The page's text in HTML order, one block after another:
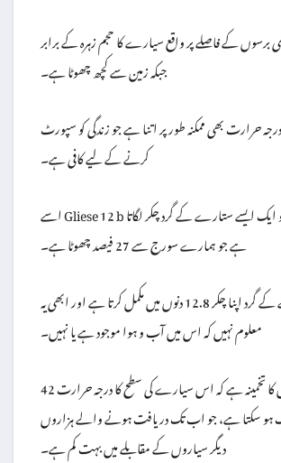
سے 40 نوری برسوں کے فاصلے پر واقع سیارے کا حجم زہرہ کے برابر
جبکہ زمین سے کچھ چھوٹا ہے۔
حرارت بھی ممکنہ طور پر اتنا ہے جو زندگی کو سپورٹ
کرنے کے لیے کافی ہے۔
اسے Gliese 12 b کا نام دیا گیا ہے جو ایک ایسے ستارے کے گرد چکر لگاتا
ہے جو ہمارے سورج سے 27 فیصد چھوٹا ہے۔
یہ سیارہ ستارے کے گرد اپنا چکر 12.8 دنوں میں مکمل کرتا ہے اور ابھی یہ
معلوم نہیں کہ اس میں آب و ہوا موجود ہے یا نہیں۔
مگر سائنسدانوں کا تخمینہ ہے کہ اس سیارے کی سطح کا درجہ حرارت 42
ہو سکتا ہے، جو اب تک دریافت ہونے والے ہزاروں
دیگر سیاروں کے مقابلے میں بہت کم ہے۔